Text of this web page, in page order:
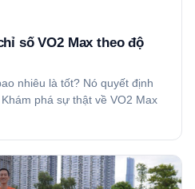
số VO2 Max theo độ
nhiêu là tốt? Nó quyết định
phá sự thật về VO2 Max